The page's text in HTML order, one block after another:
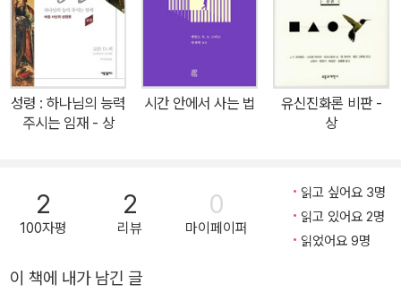
10년간 이어진 독자들의 한결같은 관심과 애정, 기다림의 결실이라
할 수 있다. “나는 지난 수년 동안 『메시지』를 읽어 왔습니다. 얼마나
쉽고 흥미까지 있는지요! 나는 성경에 흥미를 느끼며 성경을 독파할
다시없는 우리 시대의 대안으로, 단연 『메시지』를 추천하고 싶습니
다”(이동원, 지구촌교회 원로목사). 공역성경과 함께 ‘읽는 성경’으로
게 공역성경과 함께 ‘읽는 성경’으로 자리매김하고 있다. 『메시지』를
소개하는 가운데 ‘전교인 로마서 통독’을 위한 『메시지』 쪽복음 제작
을 제안하는 교회가 있는가 하면(정주채, 향상교회 은퇴목사), 『메시
다. “우리 교회는 성경을 읽을 때 개역개정 성경과 『메시지』 두 가지
성령 : 하나님의 능력
주시는 임재 - 상
시간 안에서 사는 법
유신진화론 비판 -
상
2
100자평
2
리뷰
0
마이페이퍼
읽고 싶어요 3명
읽고 있어요 2명
읽었어요 9명
이 책에 내가 남긴 글